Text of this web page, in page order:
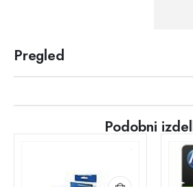
Pregled
Podobni